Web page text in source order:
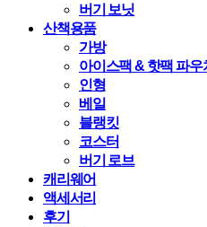
버기 보닛
산책용품
가방
아이스팩 & 핫팩 파우
인형
베일
블랭킷
코스터
버기 로브
캐리웨어
액세서리
후기